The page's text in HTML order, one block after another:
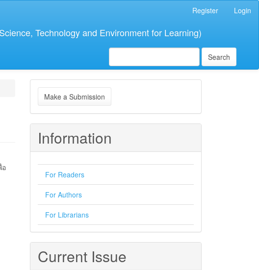
Register Login
Technology and Environment for Learning)
Search
อ
Make
a
Submission
Make a Submission
Information
For Readers
For Authors
For Librarians
Current Issue